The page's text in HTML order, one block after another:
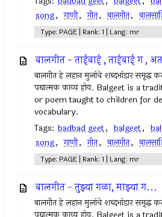
song, गाणी, गीत, बालगीत,
Type: PAGE | Rank: 1 | Lang: mr
बालगीत - ताईबाई , ताईबाई ग ,
बालगीत हे लहान मुलांचे शब्दभांडार समृद्ध
पद्यात्मक काव्य होय. Balgeet is a
or poem taught to children for
vocabulary.
Tags: badbad geet, balgeet,
song, गाणी, गीत, बालगीत,
Type: PAGE | Rank: 1 | Lang: mr
बालगीत - तुझ्या गळा, माझ्या ग...
बालगीत हे लहान मुलांचे शब्दभांडार समृद्ध